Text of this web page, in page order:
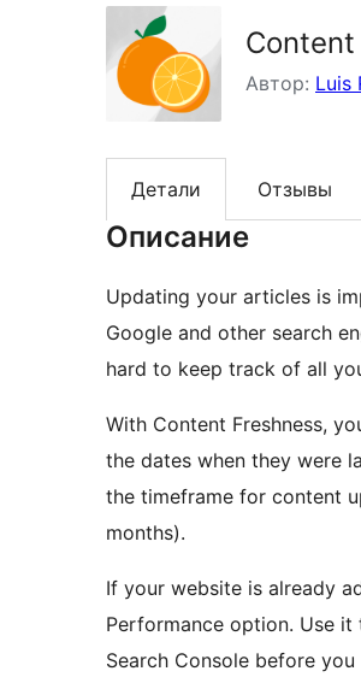
Автор: Luis
Детали Отзывы
Описание
Updating your articles is
Google and other search
hard to keep track of all
With Content Freshness,
the dates when they were
the timeframe for content
months).
If your website is already
Performance option. Use it
Search Console before